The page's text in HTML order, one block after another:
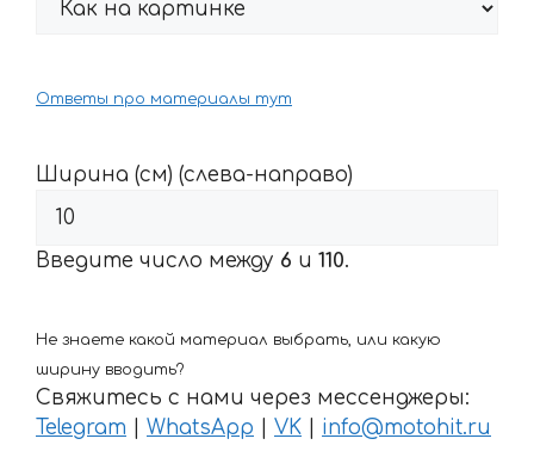
Ответы про материалы тут
Ширина (см) (слева-направо)
Введите число между 6 и 110.
Не знаете какой материал выбрать, или какую
ширину вводить?
Свяжитесь с нами через мессенджеры:
Telegram
WhatsApp VK info@motohit.ru